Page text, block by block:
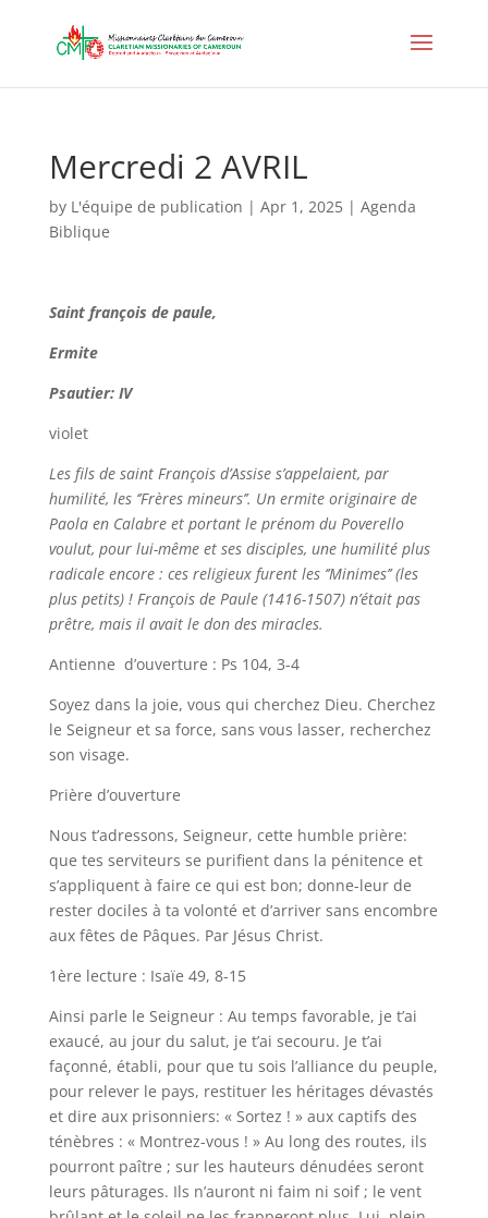
Mercredi 2 AVRIL
by L'équipe de publication | Apr 1, 2025| Agenda
Biblique
Saintfrançois de paule,
Ermite
Psautier: IV
violet
Les fils de saint François d’Assise s’appelaient, par
humilité, les ‘’Frères mineurs’’. Un ermite originaire de
Paola en Calabre et portant le prénom du Poverello
voulut, pour lui-même et ses disciples, une humilité plus
radicale encore : ces religieux furent les ‘’Minimes’’ (les
plus petits) ! François de Paule (1416-1507) n’était pas
prêtre, mais il avait le don des miracles.
Antienne d’ouverture : Ps 104, 3-4
Soyez dans la joie, vous qui cherchez Dieu. Cherchez
le Seigneur et sa force, sans vous lasser, recherchez
son visage.
Prière d’ouverture
Nous t’adressons, Seigneur, cette humble prière:
que tes serviteurs se purifient dans la pénitence et
s’appliquent à faire ce qui est bon; donne-leur de
rester dociles à ta volonté et d’arriver sans encombre
aux fêtes de Pâques. Par Jésus Christ.
1ère lecture : Isaïe 49, 8-15
Ainsi parle le Seigneur : Au temps favorable, je t’ai
exaucé, au jour du salut, je t’ai secouru. Je t’ai
façonné, établi, pour que tu sois l’alliance du peuple,
pour relever le pays, restituer les héritages dévastés
et dire aux prisonniers: « Sortez ! » aux captifs des
ténèbres : « Montrez-vous ! » Au long des routes, ils
pourront paître ; sur les hauteurs dénudées seront
leurs pâturages. Ils n’auront ni faim ni soif ; le vent